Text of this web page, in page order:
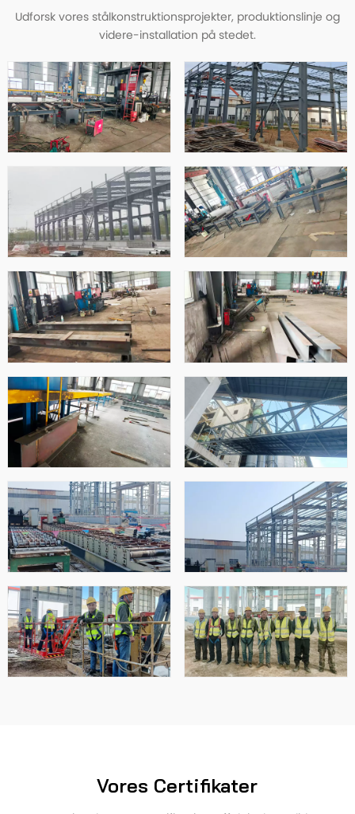
Udforsk vores stålkonstruktionsprojekter, produktionslinje og
videre-installation på stedet.
Vores Certifikater